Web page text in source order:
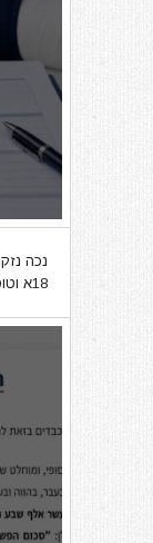
נכה
18א וטופס בל/279